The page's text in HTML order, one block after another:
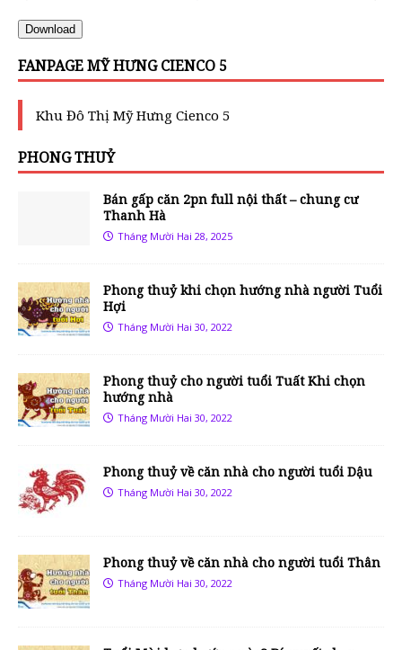
Download
FANPAGE MỸ HƯNG CIENCO 5
Khu Đô Thị Mỹ Hưng Cienco 5
PHONG THUỶ
Bán gấp căn 2pn full nội thất – chung cư
Thanh Hà
Tháng Mười Hai 28, 2025
Phong thuỷ khi chọn hướng nhà người Tuổi
Hợi
Tháng Mười Hai 30, 2022
Phong thuỷ cho người tuổi Tuất Khi chọn
hướng nhà
Tháng Mười Hai 30, 2022
Phong thuỷ về căn nhà cho người tuổi Dậu
Tháng Mười Hai 30, 2022
Phong thuỷ về căn nhà cho người tuổi Thân
Tháng Mười Hai 30, 2022